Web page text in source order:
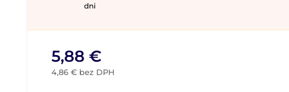
dni
5,88 €
4,86 € bez DPH